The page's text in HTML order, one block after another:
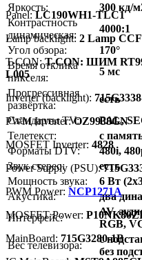
Яркость:
300 кд/
Контрастность
динамическая:
4000:1
Угол обзора:
170°
Время отклика
пикселя:
5 мс
Прогрессивная
развёртка:
есть
Стандарты TV:
PAL,
Телетекст:
с
Форматы DTV:
480i,
Звук стерео:
есть
Мощность звука:
6 Вт
Акустика:
два
Интерфейс:
AV,
RGB,
Вес телевизора:
с
без
Panel:LC190WH1-TLC1
Lamp backlight: 2 Lamp
T-CON:T-CON: ШИМ
L005
Inverter (backlight):
PWM Inverter:OZ9938GN
MOSFET Inverter: 4828
Power Supply (PSU):
PWM Power: NCP1271A
MOSFET Power:
MainBoard: 715G3280-1B